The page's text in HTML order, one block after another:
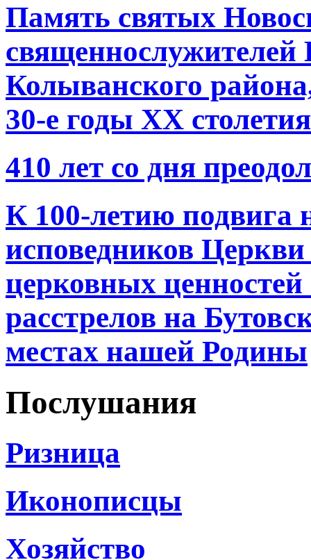
Память святых
священнослужителей
Колыванского
30-е годы ХХ столетия
410 лет со дня
К 100-летию подвига
исповедников
церковных
расстрелов на
местах нашей Родины
Послушания
Ризница
Иконописцы
Хозяйство